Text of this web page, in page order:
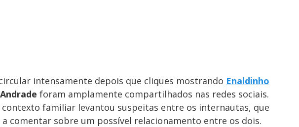
intensamente depois que cliques mostrando Enaldinho
foram amplamente compartilhados nas redes sociais.
contexto familiar levantou suspeitas entre os internautas, que
comentar sobre um possível relacionamento entre os dois.